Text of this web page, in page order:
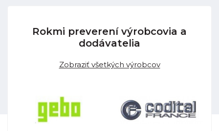
Rokmi preverení výrobcovia a
dodávatelia
Zobraziť všetkých výrobcov